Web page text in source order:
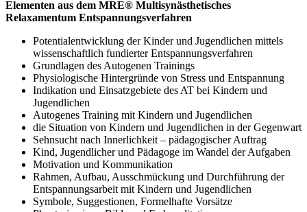
Elementen aus dem MRE® Multisynästhetisches
Relaxamentum Entspannungsverfahren
Potentialentwicklung der Kinder und Jugendlichen mittels
wissenschaftlich fundierter Entspannungsverfahren
Grundlagen des Autogenen Trainings
Physiologische Hintergründe von Stress und Entspannung
Indikation und Einsatzgebiete des AT bei Kindern und
Jugendlichen
Autogenes Training mit Kindern und Jugendlichen
die Situation von Kindern und Jugendlichen in der Gegenwart
Sehnsucht nach Innerlichkeit – pädagogischer Auftrag
Kind, Jugendlicher und Pädagoge im Wandel der Aufgaben
Motivation und Kommunikation
Rahmen, Aufbau, Ausschmückung und Durchführung der
Entspannungsarbeit mit Kindern und Jugendlichen
Symbole, Suggestionen, Formelhafte Vorsätze